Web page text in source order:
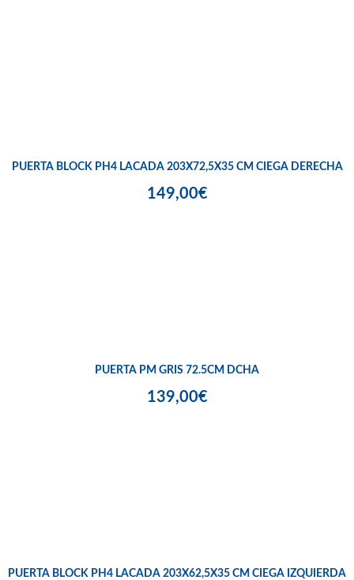
PUERTA BLOCK PH4 LACADA 203X72,5X35 CM CIEGA DERECHA
149,00€
PUERTA PM GRIS 72.5CM DCHA
139,00€
PUERTA BLOCK PH4 LACADA 203X62,5X35 CM CIEGA IZQUIERDA